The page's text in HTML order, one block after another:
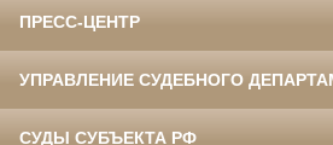
ПРЕСС-ЦЕНТР
УПРАВЛЕНИЕ СУДЕБНОГО
СУДЫ СУБЪЕКТА РФ